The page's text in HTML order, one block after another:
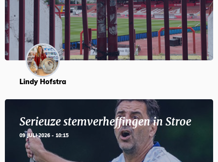
Lindy Hofstra
Serieuze stemverheffingen in Stroe
09 JULI 2026 - 10:15